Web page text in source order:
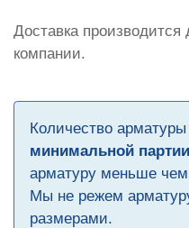
Доставка производится
компании.
Количество арматуры
минимальной партии
арматуру меньше
Мы не режем
размерами.